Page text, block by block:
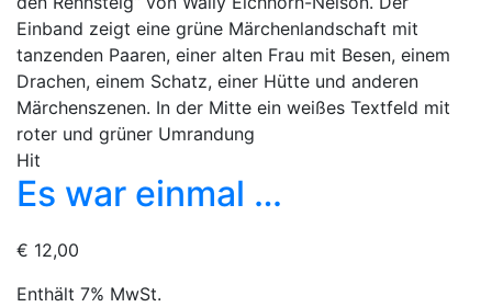
Hit
Es war einmal …
€ 12,00
Enthält 7% MwSt.